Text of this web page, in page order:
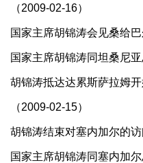
（2009-02-16）
国家主席胡锦涛会见桑给
国家主席胡锦涛同坦桑尼
胡锦涛抵达达累斯萨拉姆
（2009-02-15）
胡锦涛结束对塞内加尔的
国家主席胡锦涛同塞内加